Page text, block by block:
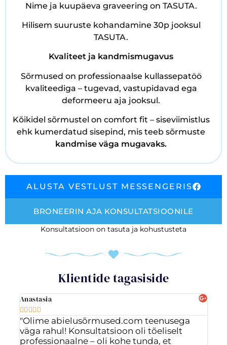
Nime ja kuupäeva graveering on TASUTA.
Hilisem suuruste kohandamine 30p jooksul
TASUTA.
Kvaliteet ja kandmismugavus
Sõrmused on professionaalse kullassepatöö
kvaliteediga – tugevad, vastupidavad ega
deformeeru aja jooksul.
Kõikidel sõrmustel on comfort fit – siseviimistlus
ehk kumerdatud sisepind, mis teeb sõrmuste
kandmise väga mugavaks.
ALUSTA VESTLUST MESSENGERIS
BRONEERIN AJA KONSULTATSIOONILE
Konsultatsioon on tasuta ja kohustusteta
Klientide tagasiside
Anastasia
    
"Olime abielusõrmused.com teenusega
väga rahul! Konsultatsioon oli tõeliselt
professionaalne – oli kohe tunda, et